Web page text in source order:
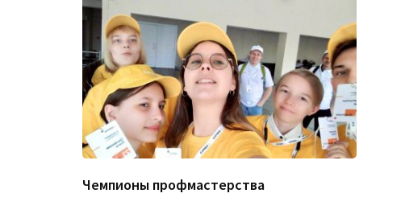
Чемпионы профмастерства